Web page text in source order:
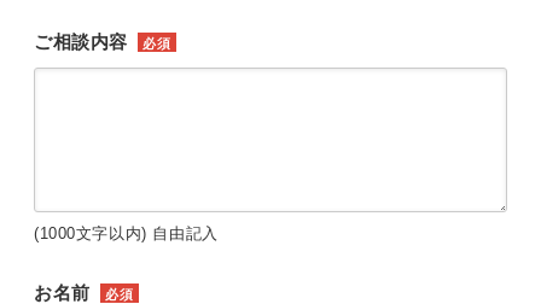
ご相談内容 必須
(1000文字以内) 自由記入
お名前 必須